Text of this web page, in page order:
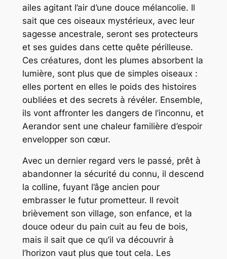
ailes agitant l’air d’une douce mélancolie. Il
sait que ces oiseaux mystérieux, avec leur
sagesse ancestrale, seront ses protecteurs
et ses guides dans cette quête périlleuse.
Ces créatures, dont les plumes absorbent la
lumière, sont plus que de simples oiseaux :
elles portent en elles le poids des histoires
oubliées et des secrets à révéler. Ensemble,
ils vont affronter les dangers de l’inconnu, et
Aerandor sent une chaleur familière d’espoir
envelopper son cœur.
Avec un dernier regard vers le passé, prêt à
abandonner la sécurité du connu, il descend
la colline, fuyant l’âge ancien pour
embrasser le futur prometteur. Il revoit
brièvement son village, son enfance, et la
douce odeur du pain cuit au feu de bois,
mais il sait que ce qu’il va découvrir à
l’horizon vaut plus que tout cela. Les